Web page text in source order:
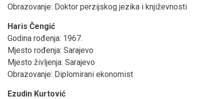
Obrazovanje: Doktor perzijskog jezika i književnosti
Haris Čengić
Godina rođenja: 1967.
Mjesto rođenja: Sarajevo
Mjesto življenja: Sarajevo
Obrazovanje: Diplomirani ekonomist
Ezudin Kurtović